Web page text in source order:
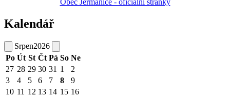
Obec Jeřmanice - oficiální stránky
Kalendář
Srpen2026
Po Út St Čt Pá So Ne
27 28 29 30 31 1
2
3
4 5 6 7 8
9
10 11 12 13 14 15 16